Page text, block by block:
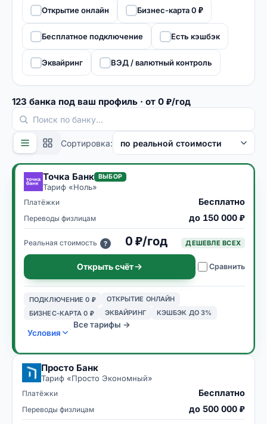
Открытие онлайн Бизнес-карта 0 ₽
Бесплатное подключение Есть кэшбэк
Эквайринг ВЭД / валютный контроль
123 банка под ваш профиль · от 0 ₽/год
Сортировка:
Точка Банк ВЫБОР
Тариф «Ноль»
Платёжки Бесплатно
Переводы физлицам до 150 000 ₽
Реальная стоимость ? 0 ₽/год ДЕШЕВЛЕ ВСЕХ
Открыть счёт Сравнить
ПОДКЛЮЧЕНИЕ 0 ₽
ОТКРЫТИЕ ОНЛАЙН
БИЗНЕС-КАРТА 0 ₽
ЭКВАЙРИНГ КЭШБЭК ДО 3%
Условия
Все тарифы →
Просто Банк
Тариф «Просто Экономный»
Платёжки Бесплатно
Переводы физлицам до 500 000 ₽